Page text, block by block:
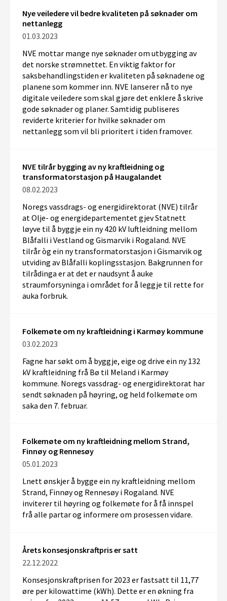
Nye veiledere vil bedre kvaliteten på søknader om
nettanlegg
01.03.2023
NVE mottar mange nye søknader om utbygging av
det norske strømnettet. En viktig faktor for
saksbehandlingstiden er kvaliteten på søknadene og
planene som kommer inn. NVE lanserer nå to nye
digitale veiledere som skal gjøre det enklere å skrive
gode søknader og planer. Samtidig publiseres
reviderte kriterier for hvilke søknader om
nettanlegg som vil bli prioritert i tiden framover.
NVE tilrår bygging av ny kraftleidning og
transformatorstasjon på Haugalandet
08.02.2023
Noregs vassdrags- og energidirektorat (NVE) tilrår
at Olje- og energidepartementet gjev Statnett
løyve til å byggje ein ny 420 kV luftleidning mellom
Blåfalli i Vestland og Gismarvik i Rogaland. NVE
tilrår òg ein ny transformatorstasjon i Gismarvik og
utviding av Blåfalli koplingsstasjon. Bakgrunnen for
tilrådinga er at det er naudsynt å auke
straumforsyninga i området for å leggje til rette for
auka forbruk.
Folkemøte om ny kraftleidning i Karmøy kommune
03.02.2023
Fagne har søkt om å byggje, eige og drive ein ny 132
kV kraftleidning frå Bø til Meland i Karmøy
kommune. Noregs vassdrag- og energidirektorat har
sendt søknaden på høyring, og held folkemøte om
saka den 7. februar.
Folkemøte om ny kraftleidning mellom Strand,
Finnøy og Rennesøy
05.01.2023
Lnett ønskjer å bygge ein ny kraftleidning mellom
Strand, Finnøy og Rennesøy i Rogaland. NVE
inviterer til høyring og folkemøte for å få innspel
frå alle partar og informere om prosessen vidare.
Årets konsesjonskraftpris er satt
22.12.2022
Konsesjonskraftprisen for 2023 er fastsatt til 11,77
øre per kilowattime (kWh). Dette er en økning fra